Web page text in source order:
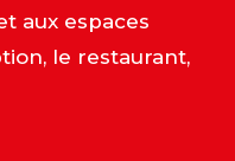
aux espaces
le restaurant,